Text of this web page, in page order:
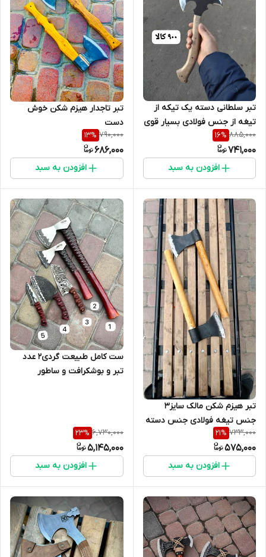
تبر سلطانی دسته یک تیکه از
تیغه از جنس فولادی بسیار قوی
و محکم
885,000
16%
741,000
افزودن به سبد
تبر تاجدار هیزم شکن خوش
دست
790,000
13%
686,000
افزودن به سبد
تبر هیزم شکن مالک سایز۳
جنس تیغه فولادی جنس دسته
چوبی بر
733,000
21%
575,000
افزودن به سبد
ست کامل طبیعت گردی۲ عدد
تبر و بوشکرافت و ساطور
6,730,000
23%
5,145,000
افزودن به سبد